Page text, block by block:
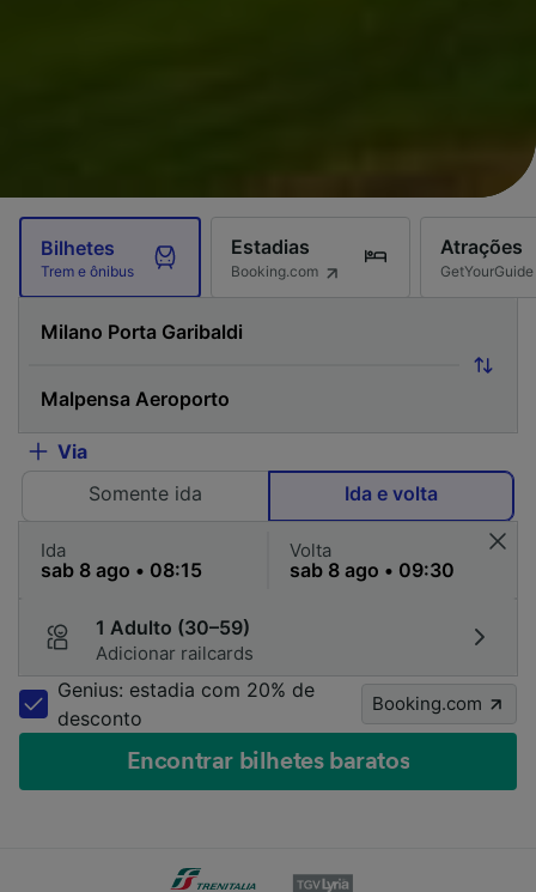
Bilhetes
Trem e ônibus
Estadias
Booking.com
Atrações
GetYourGuide
Via
Somente ida
Ida e volta
Ida Volta
1 Adulto (30–59)
Adicionar railcards
Genius: estadia com 20% de
desconto
Booking.com
Encontrar bilhetes baratos